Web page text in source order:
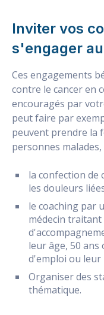
Inviter vos
s'engager
Ces engagements
contre le cancer en
encouragés par
peut faire par
peuvent prendre la
personnes
la confection de
les douleurs
le coaching par
médecin
leur âge, 50 ans
d'emploi ou
Organiser des
thématique.